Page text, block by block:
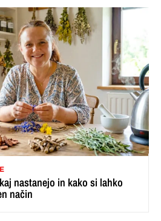
nastanejo in kako si lahko
način